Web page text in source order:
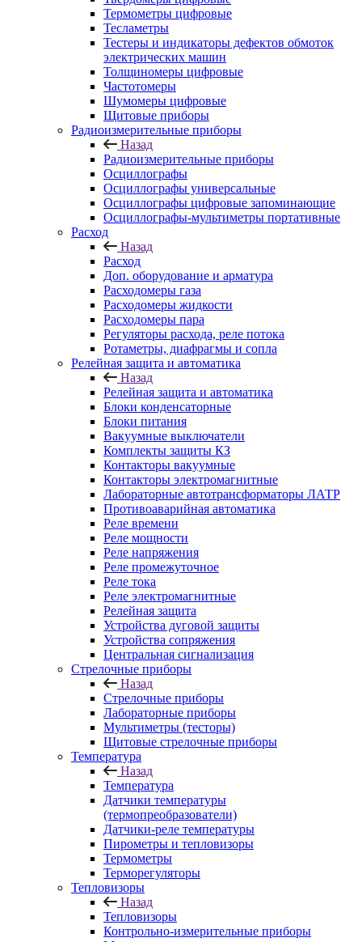
Термометры цифровые
Тесламетры
Тестеры и индикаторы дефектов обмоток
электрических машин
Толщиномеры цифровые
Частотомеры
Шумомеры цифровые
Щитовые приборы
Радиоизмерительные приборы
Назад
Радиоизмерительные приборы
Осциллографы
Осциллографы универсальные
Осциллографы цифровые запоминающие
Осциллографы-мультиметры портативные
Расход
Назад
Расход
Доп. оборудование и арматура
Расходомеры газа
Расходомеры жидкости
Расходомеры пара
Регуляторы расхода, реле потока
Ротаметры, диафрагмы и сопла
Релейная защита и автоматика
Назад
Релейная защита и автоматика
Блоки конденсаторные
Блоки питания
Вакуумные выключатели
Комплекты защиты КЗ
Контакторы вакуумные
Контакторы электромагнитные
Лабораторные автотрансформаторы ЛАТР
Противоаварийная автоматика
Реле времени
Реле мощности
Реле напряжения
Реле промежуточное
Реле тока
Реле электромагнитные
Релейная защита
Устройства дуговой защиты
Устройства сопряжения
Центральная сигнализация
Стрелочные приборы
Назад
Стрелочные приборы
Лабораторные приборы
Мультиметры (тесторы)
Щитовые стрелочные приборы
Температура
Назад
Температура
Датчики температуры
(термопреобразователи)
Датчики-реле температуры
Пирометры и тепловизоры
Термометры
Терморегуляторы
Тепловизоры
Назад
Тепловизоры
Контрольно-измерительные приборы